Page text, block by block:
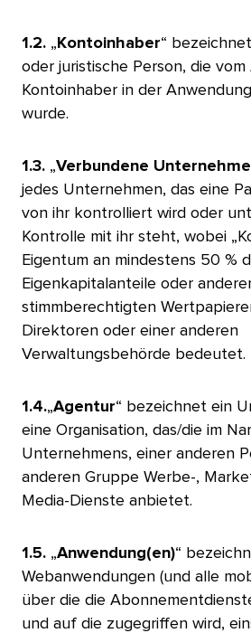
1.2. „ Kontoinhaber“
oder juristische Person, die
Kontoinhaber in der
wurde.​​
1.3. „Verbundene
jedes Unternehmen, das eine
von ihr kontrolliert wird oder
Kontrolle mit ihr steht, wobei
Eigentum an mindestens 50 %
Eigenkapitalanteile oder
stimmberechtigten
Direktoren oder einer anderen
Verwaltungsbehörde bedeutet.​​
1.4.„Agentur“ bezeichnet ein
eine Organisation, das/die im
Unternehmens, einer anderen
anderen Gruppe Werbe-,
Media-Dienste anbietet.​​
1.5. „Anwendung(en)“
Webanwendungen (und alle
über die die
und auf die zugegriffen wird,